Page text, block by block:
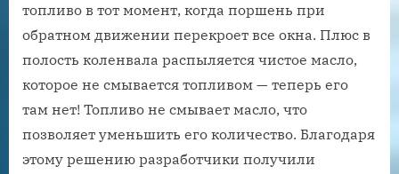
топливо в тот момент, когда поршень при
обратном движении перекроет все окна. Плюс в
полость коленвала распыляется чистое масло,
которое не смывается топливом — теперь его
там нет! Топливо не смывает масло, что
позволяет уменьшить его количество. Благодаря
этому решению разработчики получили